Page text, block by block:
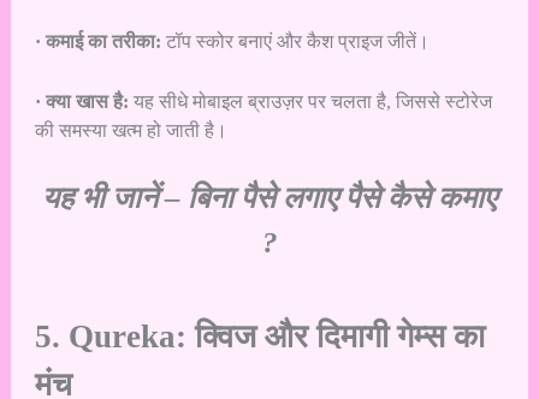
· कमाई का तरीका: टॉप स्कोर बनाएं और कैश प्राइज जीतें।
· क्या खास है: यह सीधे मोबाइल ब्राउज़र पर चलता है, जिससे स्टोरेज
की समस्या खत्म हो जाती है।
यह भी जानें – बिना पैसे लगाए पैसे कैसे कमाए
?
5. Qureka: क्विज और दिमागी गेम्स का
मंच